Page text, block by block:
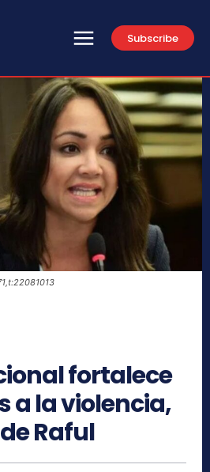
Subscribe
fortalece
a la violencia,
Raful